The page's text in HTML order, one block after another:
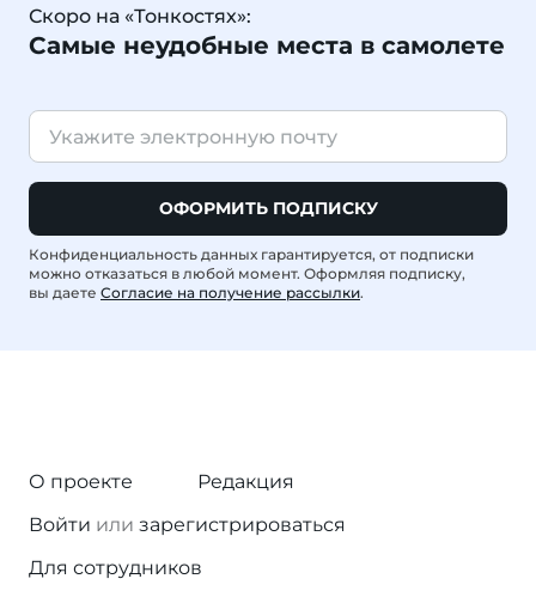
Скоро на «Тонкостях»:
Самые неудобные места в самолете
ОФОРМИТЬ ПОДПИСКУ
Конфиденциальность данных гарантируется, от подписки
можно отказаться в любой момент. Оформляя подписку,
вы даете Согласие на получение рассылки.
О проекте
Редакция
Войти или зарегистрироваться
Для сотрудников